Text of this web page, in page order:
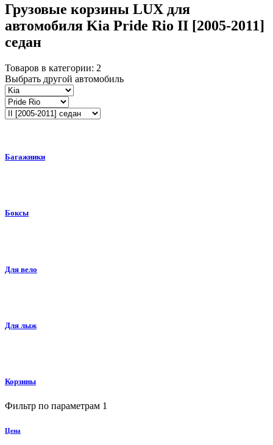
Грузовые корзины LUX для
автомобиля Kia Pride Rio II [2005-2011]
седан
Товаров в категории: 2
Выбрать другой автомобиль
Багажники
Боксы
Для вело
Для лыж
Корзины
Фильтр по параметрам 1
Цена